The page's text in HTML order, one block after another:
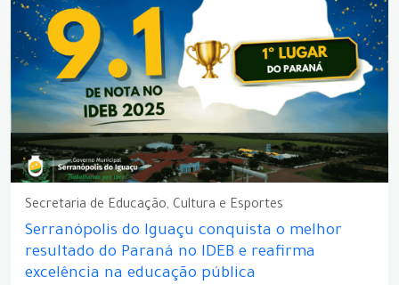
Secretaria de Educação, Cultura e Esportes
Serranópolis do Iguaçu conquista o melhor
resultado do Paraná no IDEB e reafirma
excelência na educação pública